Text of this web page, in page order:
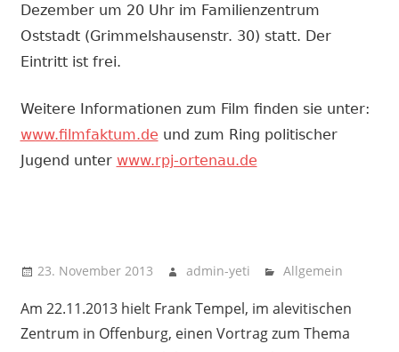
Dezember um 20 Uhr im Familienzentrum
Oststadt (Grimmelshausenstr. 30) statt. Der
Eintritt ist frei.
Weitere Informationen zum Film finden sie unter:
www.filmfaktum.de und zum Ring politischer
Jugend unter www.rpj-ortenau.de
23. November 2013 admin-yeti Allgemein
Am 22.11.2013 hielt Frank Tempel, im alevitischen
Zentrum in Offenburg, einen Vortrag zum Thema